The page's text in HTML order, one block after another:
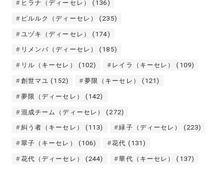
ヒラナ（ディーセレ） (136)
ピルルク（ディーセレ） (235)
ユヅキ（ディーセレ） (174)
リメンバ（ディーセレ） (185)
リル（キーセレ） (102) レイラ（キーセレ） (109)
創世マユ (152) 夢限（キーセレ） (121)
夢限（ディーセレ） (142)
混成チーム（ディーセレ） (272)
糾う者（キーセレ） (113) 緑子（ディーセレ） (223)
翠子（キーセレ） (106) 花代 (131)
花代（ディーセレ） (244) 華代（キーセレ） (137)